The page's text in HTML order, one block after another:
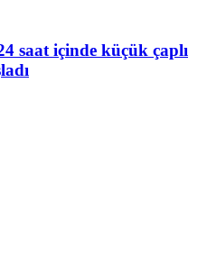
saat içinde küçük çaplı